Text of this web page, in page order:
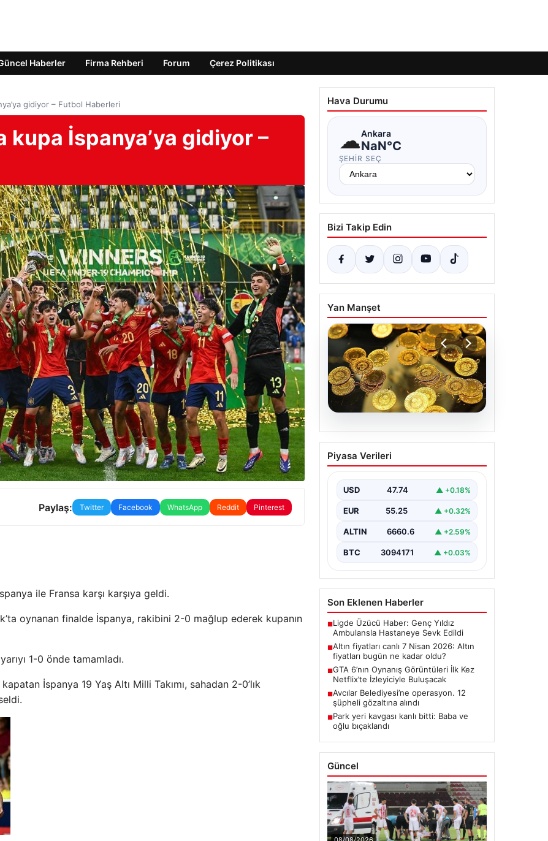
Haberler Firma Rehberi Forum Çerez Politikası
gidiyor – Futbol Haberleri
kupa İspanya’ya gidiyor –
Paylaş: Twitter Facebook WhatsApp Reddit Pinterest
ile Fransa karşı karşıya geldi.
oynanan finalde İspanya, rakibini 2-0 mağlup ederek kupanın
1-0 önde tamamladı.
İspanya 19 Yaş Altı Milli Takımı, sahadan 2-0’lık
Hava Durumu
☁Ankara
NaN°C
ŞEHIR SEÇ
Bizi Takip Edin
Yan Manşet
07.08.2026
Altın fiyatları canlı 7
Nisan 2026: Altın
oldu?
Piyasa Verileri
USD 47.74 ▲ +0.18%
EUR 55.25 ▲ +0.32%
ALTIN 6660.6 ▲ +2.59%
BTC 3094171 ▲ +0.03%
Son Eklenen Haberler
■Ligde Üzücü Haber: Genç Yıldız
Ambulansla Hastaneye Sevk Edildi
■Altın fiyatları canlı 7 Nisan 2026: Altın
fiyatları bugün ne kadar oldu?
■GTA 6’nın Oynanış Görüntüleri İlk Kez
Netflix’te İzleyiciyle Buluşacak
■Avcılar Belediyesi’ne operasyon. 12
şüpheli gözaltına alındı
■Park yeri kavgası kanlı bitti: Baba ve
oğlu bıçaklandı
Güncel